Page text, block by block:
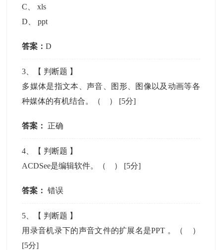
C 、xls
D 、ppt
答案：D
3 、【 判断题 】
多媒体是指文本、声音、图形、图像以及动画等各
种媒体的有机结合。（ ） [5分]
答案： 正确
4 、【 判断题 】
ACDSee是编辑软件。（ ） [5分]
答案： 错误
5 、【 判断题 】
用录音机录下的声音文件的扩展名是PPT 。（ ）
[5分]